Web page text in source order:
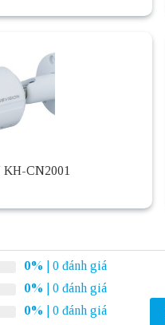
CN2001
0%
| 0 đánh giá
0%
| 0 đánh giá
0%
| 0 đánh giá